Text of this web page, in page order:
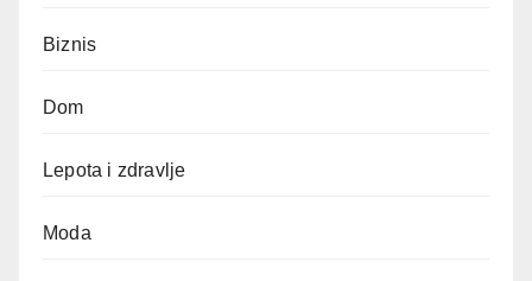
Biznis
Dom
Lepota i zdravlje
Moda